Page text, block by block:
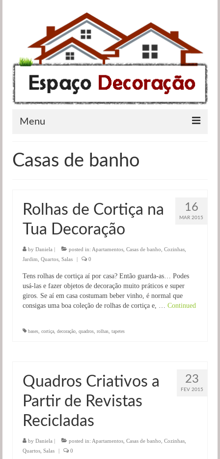
Menu
Casas de banho
Quartos
Salas
Jardim
Casas de banho
16
MAR 2015
Rolhas de Cortiça na
Tua Decoração
by Daniela | posted in: Apartamentos Casas de banho Cozinhas
Jardim Quartos Salas | 0
Tens rolhas de cortiça aí por casa? Então guarda-as… Podes
usá-las e fazer objetos de decoração muito práticos e super
giros. Se aí em casa costumam beber vinho, é normal que
consigas uma boa coleção de rolhas de cortiça e, … Continued
bases cortiça decoração quadros rolhas tapetes
23
FEV 2015
Quadros Criativos a
Partir de Revistas
Recicladas
by Daniela | posted in: Apartamentos Casas de banho Cozinhas
Quartos Salas | 0